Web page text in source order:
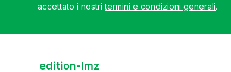
accettato i nostritermini e condizioni generali.
edition-lmz